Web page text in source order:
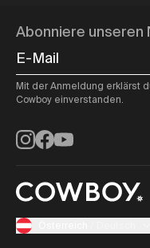
Abonniere unseren
E-Mail
Mit der Anmeldung erklärst
Cowboy einverstanden.
Instagram
Facebook
YouTube